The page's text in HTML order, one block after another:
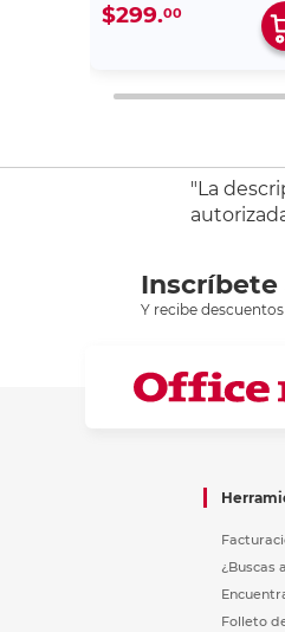
$299.00
"La
Y recibe
¿Buscas
Folleto